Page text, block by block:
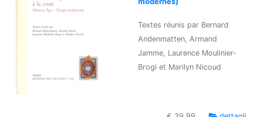
Textes réunis par Bernard
Andenmatten, Armand
Jamme, Laurence Moulinier-
Brogi et Marilyn Nicoud